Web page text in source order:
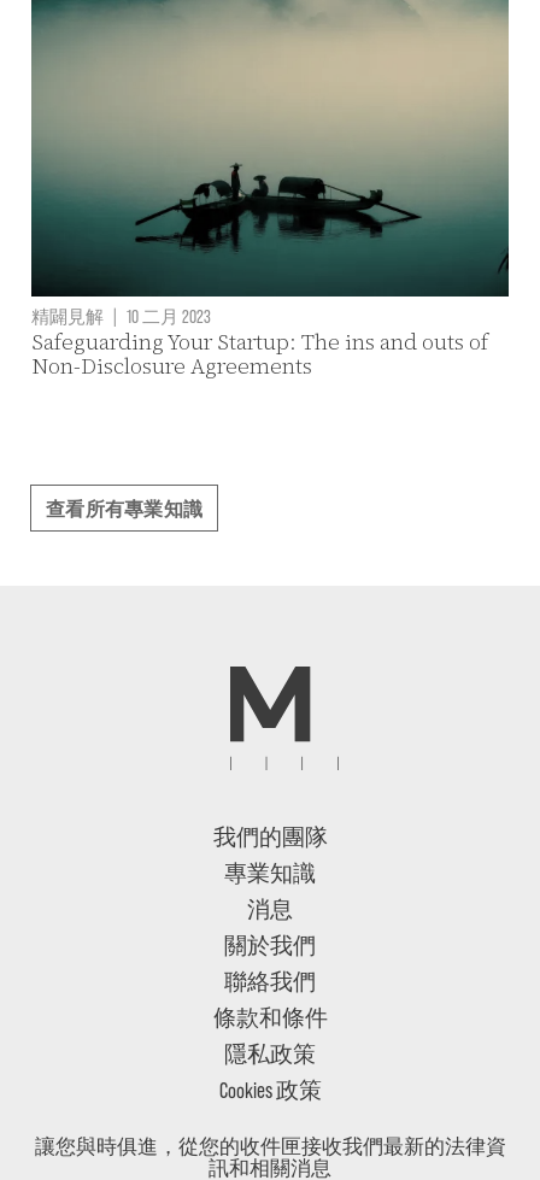
精闢見解 | 10 二月 2023
Safeguarding Your Startup: The ins and outs of
Non-Disclosure Agreements
查看所有專業知識
我們的團隊
專業知識
消息
關於我們
聯絡我們
條款和條件
隱私政策
Cookies 政策
讓您與時俱進，從您的收件匣接收我們最新的法律資
訊和相關消息